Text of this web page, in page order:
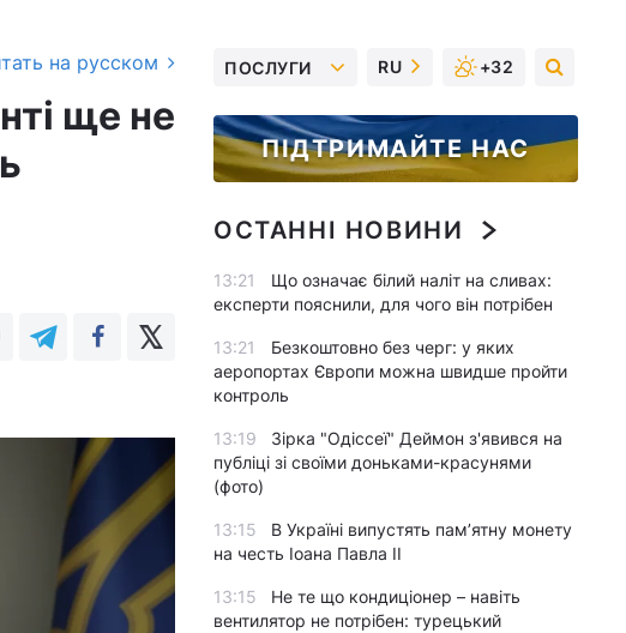
на русском
ще не
ПОСЛУГИ RU +32
ПІДТРИМАЙТЕ НАС
ОСТАННІ НОВИНИ
13:21
Що означає білий наліт на сливах:
експерти пояснили, для чого він потрібен
13:21
Безкоштовно без черг: у яких
аеропортах Європи можна швидше пройти
контроль
13:19
Зірка "Одіссеї" Деймон з'явився на
публіці зі своїми доньками-красунями
(фото)
13:15
В Україні випустять пам’ятну монету
на честь Іоана Павла II
13:15
Не те що кондиціонер – навіть
вентилятор не потрібен: турецький